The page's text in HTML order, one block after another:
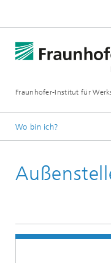
Fraunhofer-Institut für
Wo bin ich?
Kontakt